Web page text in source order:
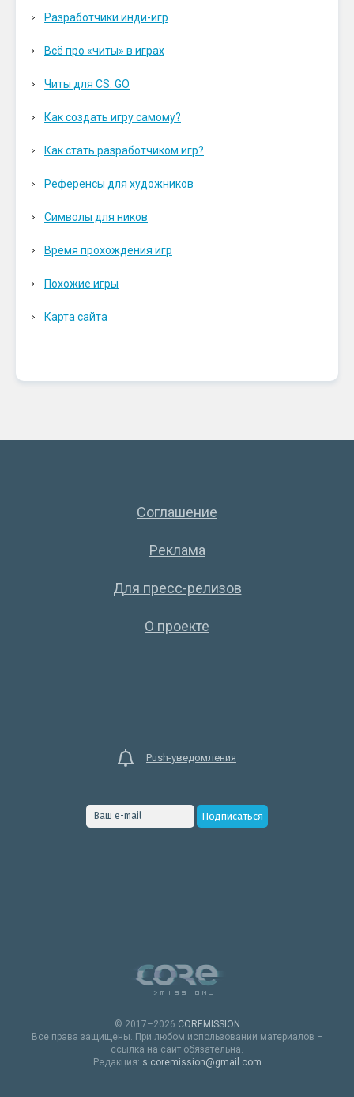
Разработчики инди-игр
Всё про «читы» в играх
Читы для CS: GO
Как создать игру самому?
Как стать разработчиком игр?
Референсы для художников
Символы для ников
Время прохождения игр
Похожие игры
Карта сайта
Соглашение
Реклама
Для пресс-релизов
О проекте
Push-уведомления
© 2017–2026 COREMISSION
Все права защищены. При любом использовании материалов –
ссылка на сайт обязательна.
Редакция: s.coremission@gmail.com